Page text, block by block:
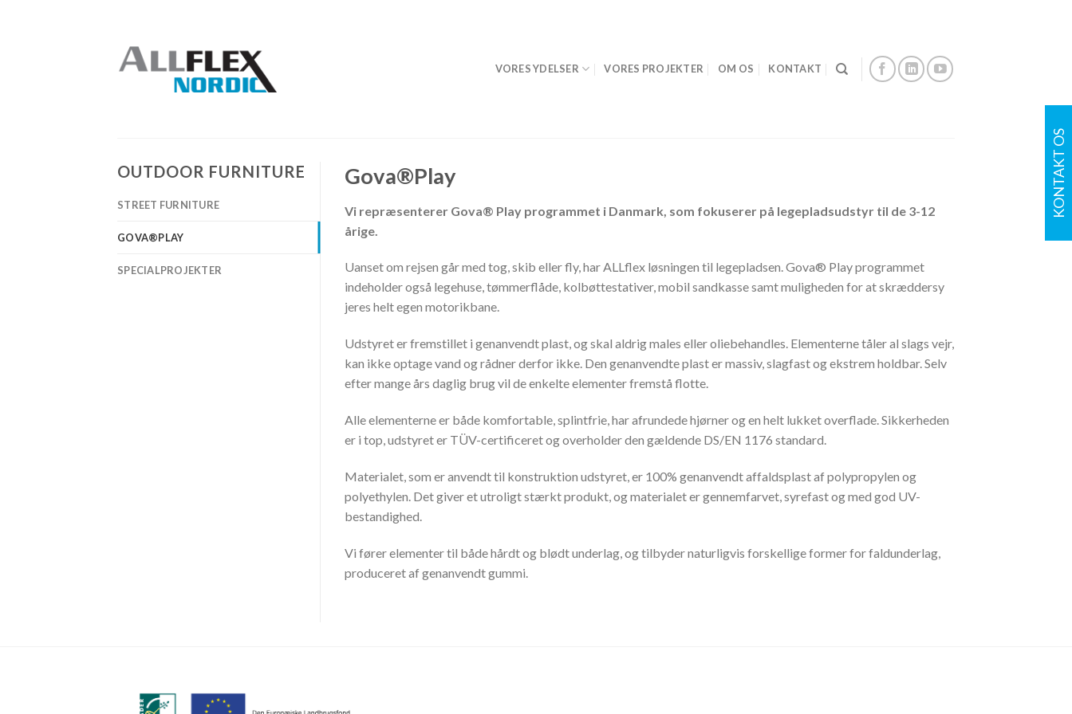
VORES YDELSER VORES PROJEKTER OM OS KONTAKT
OUTDOOR FURNITURE
STREET FURNITURE
GOVA®️PLAY
SPECIALPROJEKTER
Gova®️Play
Vi repræsenterer Gova®️ Play programmet i Danmark, som fokuserer på legepladsudstyr til de 3-12
årige.
Uanset om rejsen går med tog, skib eller fly, har ALLflex løsningen til legepladsen. Gova®️ Play programmet
indeholder også legehuse, tømmerflåde, kolbøttestativer, mobil sandkasse samt muligheden for at skræddersy
jeres helt egen motorikbane.
Udstyret er fremstillet i genanvendt plast, og skal aldrig males eller oliebehandles. Elementerne tåler al slags vejr,
kan ikke optage vand og rådner derfor ikke. Den genanvendte plast er massiv, slagfast og ekstrem holdbar. Selv
efter mange års daglig brug vil de enkelte elementer fremstå flotte.
Alle elementerne er både komfortable, splintfrie, har afrundede hjørner og en helt lukket overflade. Sikkerheden
er i top, udstyret er TÜV-certificeret og overholder den gældende DS/EN 1176 standard.
Materialet, som er anvendt til konstruktion udstyret, er 100% genanvendt affaldsplast af polypropylen og
polyethylen. Det giver et utroligt stærkt produkt, og materialet er gennemfarvet, syrefast og med god UV-
bestandighed.
Vi fører elementer til både hårdt og blødt underlag, og tilbyder naturligvis forskellige former for faldunderlag,
produceret af genanvendt gummi.
KONTAKT OS